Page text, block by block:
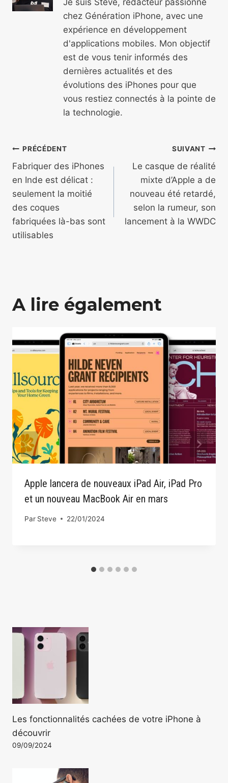
Je suis Steve, rédacteur passionné
chez Génération iPhone, avec une
expérience en développement
d'applications mobiles. Mon objectif
est de vous tenir informés des
dernières actualités et des
évolutions des iPhones pour que
vous restiez connectés à la pointe de
la technologie.
Navigation
de
l’article
PRÉCÉDENT
Fabriquer des iPhones
en Inde est délicat :
seulement la moitié
des coques
fabriquées là-bas sont
utilisables
SUIVANT
Le casque de réalité
mixte d’Apple a de
nouveau été retardé,
selon la rumeur, son
lancement à la WWDC
A lire également
Apple lancera de nouveaux iPad Air, iPad Pro
et un nouveau MacBook Air en mars
Par Steve 22/01/2024
Les fonctionnalités cachées de votre iPhone à
découvrir
09/09/2024